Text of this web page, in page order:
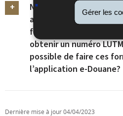
Gérer les
Nous achetons chaque
auprès d’un
fois nous devons nous
obtenir un numéro
possible de faire ces
l’application e-Douane?
Dernière mise à jour04/04/2023